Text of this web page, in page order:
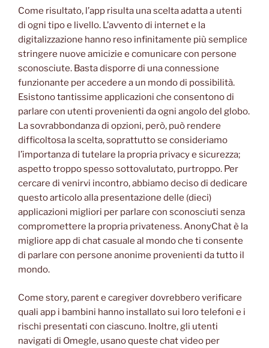
Come risultato, l’app risulta una scelta adatta a utenti
di ogni tipo e livello. L’avvento di internet e la
digitalizzazione hanno reso infinitamente più semplice
stringere nuove amicizie e comunicare con persone
sconosciute. Basta disporre di una connessione
funzionante per accedere a un mondo di possibilità.
Esistono tantissime applicazioni che consentono di
parlare con utenti provenienti da ogni angolo del globo.
La sovrabbondanza di opzioni, però, può rendere
difficoltosa la scelta, soprattutto se consideriamo
l’importanza di tutelare la propria privacy e sicurezza;
aspetto troppo spesso sottovalutato, purtroppo. Per
cercare di venirvi incontro, abbiamo deciso di dedicare
questo articolo alla presentazione delle (dieci)
applicazioni migliori per parlare con sconosciuti senza
compromettere la propria privateness. AnonyChat è la
migliore app di chat casuale al mondo che ti consente
di parlare con persone anonime provenienti da tutto il
mondo.
Come story, parent e caregiver dovrebbero verificare
quali app i bambini hanno installato sui loro telefoni e i
rischi presentati con ciascuno. Inoltre, gli utenti
navigati di Omegle, usano queste chat video per